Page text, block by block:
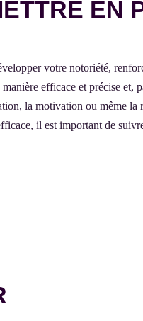
EN
votre notoriété,
efficace et précise et,
la motivation ou même
il est important de